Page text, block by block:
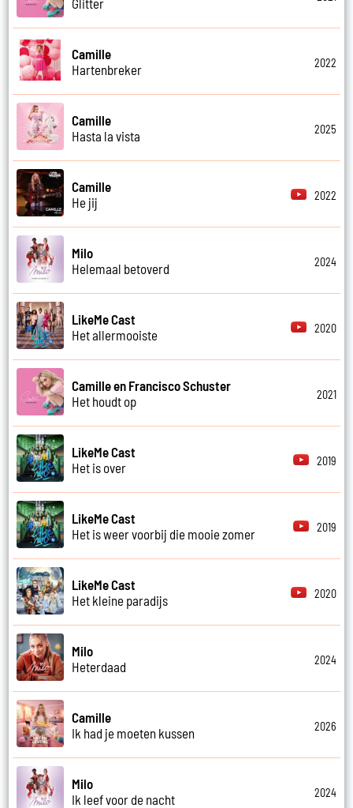
Camille
Hartenbreker
2022
Camille
Hasta la vista
2025
Camille
He jij
2022
Milo
Helemaal betoverd
2024
LikeMe Cast
Het allermooiste
2020
Camille en Francisco Schuster
Het houdt op
2021
LikeMe Cast
Het is over
2019
LikeMe Cast
Het is weer voorbij die mooie zomer
2019
LikeMe Cast
Het kleine paradijs
2020
Milo
Heterdaad
2024
Camille
Ik had je moeten kussen
2026
Milo
Ik leef voor de nacht
2024